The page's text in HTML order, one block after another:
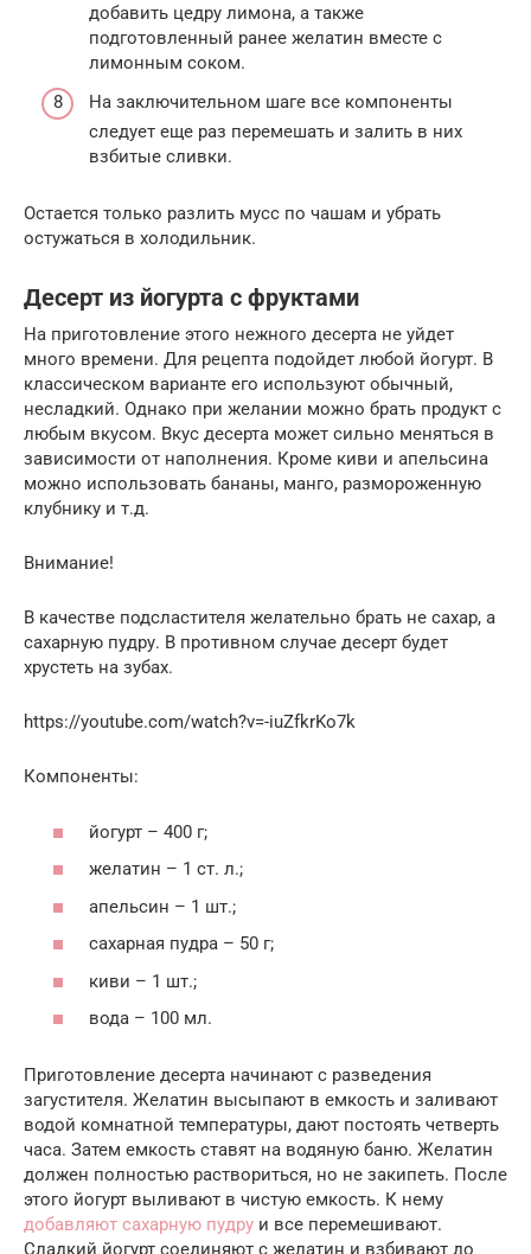
добавить цедру лимона, а также
подготовленный ранее желатин вместе с
лимонным соком.
На заключительном шаге все компоненты
следует еще раз перемешать и залить в них
взбитые сливки.
Остается только разлить мусс по чашам и убрать
остужаться в холодильник.
Десерт из йогурта с фруктами
На приготовление этого нежного десерта не уйдет
много времени. Для рецепта подойдет любой йогурт. В
классическом варианте его используют обычный,
несладкий. Однако при желании можно брать продукт с
любым вкусом. Вкус десерта может сильно меняться в
зависимости от наполнения. Кроме киви и апельсина
можно использовать бананы, манго, размороженную
клубнику и т.д.
Внимание!
В качестве подсластителя желательно брать не сахар, а
сахарную пудру. В противном случае десерт будет
хрустеть на зубах.
https://youtube.com/watch?v=-iuZfkrKo7k
Компоненты:
йогурт – 400 г;
желатин – 1 ст. л.;
апельсин – 1 шт.;
сахарная пудра – 50 г;
киви – 1 шт.;
вода – 100 мл.
Приготовление десерта начинают с разведения
загустителя. Желатин высыпают в емкость и заливают
водой комнатной температуры, дают постоять четверть
часа. Затем емкость ставят на водяную баню. Желатин
должен полностью раствориться, но не закипеть. После
этого йогурт выливают в чистую емкость. К нему
добавляют сахарную пудру и все перемешивают.
Сладкий йогурт соединяют с желатин и взбивают до